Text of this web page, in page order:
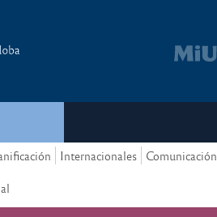
Internacionales Comunicación